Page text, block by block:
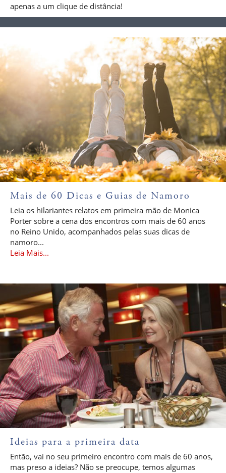
apenas a um clique de distância!
Mais de 60 Dicas e Guias de Namoro
Leia os hilariantes relatos em primeira mão de Monica
Porter sobre a cena dos encontros com mais de 60 anos
no Reino Unido, acompanhados pelas suas dicas de
namoro...
Leia Mais...
Ideias para a primeira data
Então, vai no seu primeiro encontro com mais de 60 anos,
mas preso a ideias? Não se preocupe, temos algumas